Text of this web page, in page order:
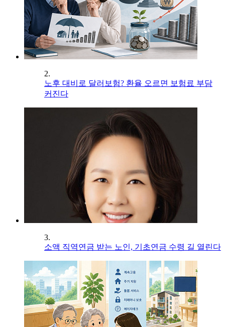
2.
노후 대비로 달러보험? 환율 오르면 보험료 부담
커진다
3.
소액 직역연금 받는 노인, 기초연금 수령 길 열린다